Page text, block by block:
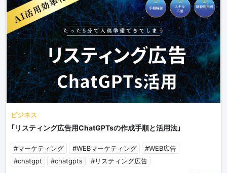
ビジネス
「リスティング広告用ChatGPTsの作成手順と活用法」
#マーケティング #WEBマーケティング
#WEB広告
#chatgpt
#chatgpts #リスティング広告